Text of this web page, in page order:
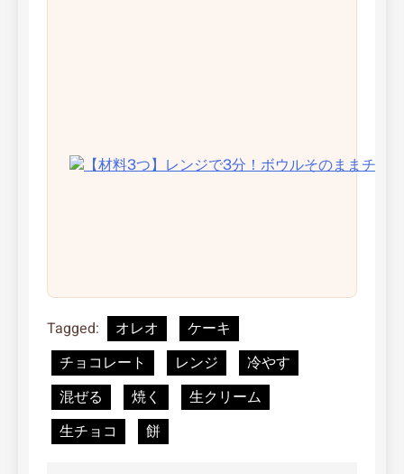
Tagged: オレオ
ケーキ
チョコレート
レンジ
冷やす
混ぜる
焼く
生クリーム
生チョコ
餅